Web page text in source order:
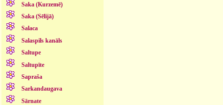
Saka (Kurzemē)
Saka (Sēlijā)
Salaca
Salaspils kanāls
Saltupe
Saltupīte
Sapraša
Sarkandaugava
Sārnate